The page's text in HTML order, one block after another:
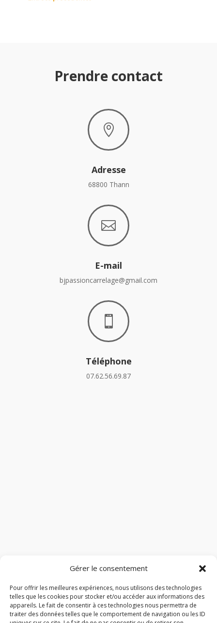
Gérer le consentement
Pour offrir les meilleures expériences, nous utilisons des technologies
telles que les cookies pour stocker et/ou accéder aux informations des
appareils. Le fait de consentir à ces technologies nous permettra de
traiter des données telles que le comportement de navigation ou les ID
Prendre contact

Adresse
68800 Thann

E-mail
bjpassioncarrelage@gmail.com

Téléphone
07.62.56.69.87